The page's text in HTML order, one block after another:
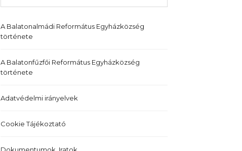
A Balatonalmádi Református Egyházközség
története
A Balatonfűzfői Református Egyházközség
története
Adatvédelmi irányelvek
Cookie Tájékoztató
Dokumentumok, Iratok